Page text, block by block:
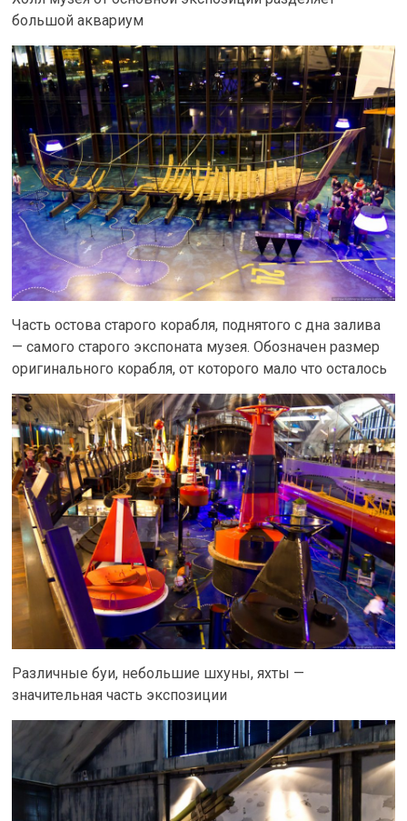
большой аквариум
Часть остова старого корабля, поднятого с дна залива
— самого старого экспоната музея. Обозначен размер
оригинального корабля, от которого мало что осталось
Различные буи, небольшие шхуны, яхты —
значительная часть экспозиции